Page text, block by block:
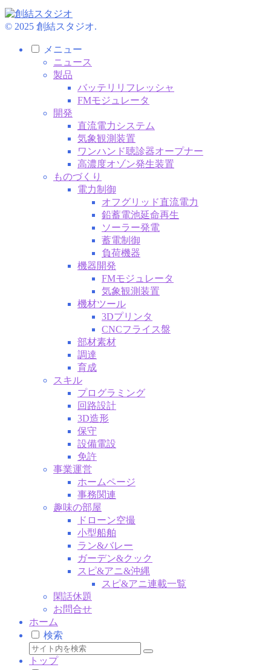
© 2025 創結スタジオ.
メニュー
ニュース
製品
バッテリリフレッシャ
FMモジュレータ
開発
直流電力システム
気象観測装置
ワンハンド聴診器オープナー
高濃度オゾン発生装置
ものづくり
電力制御
オフグリッド直流電力
鉛蓄電池延命再生
ソーラー発電
蓄電制御
負荷機器
機器開発
FMモジュレータ
気象観測装置
機材ツール
3Dプリンタ
CNCフライス盤
部材素材
調達
育成
スキル
プログラミング
回路設計
3D造形
保守
設備電設
免許
事業運営
ホームページ
事務関連
趣味の部屋
ドローン空撮
小型船舶
ラン&バレー
ガーデン&クック
スピ&アニ&沖縄
スピ&アニ連載一覧
閑話休題
お問合せ
ホーム
検索
トップ